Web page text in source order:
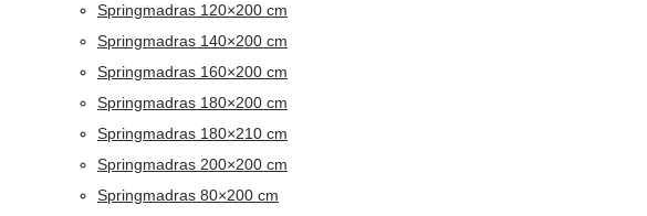
Springmadras 120×200 cm
Springmadras 140×200 cm
Springmadras 160×200 cm
Springmadras 180×200 cm
Springmadras 180×210 cm
Springmadras 200×200 cm
Springmadras 80×200 cm